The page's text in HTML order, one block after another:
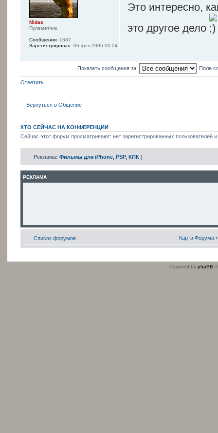
Это интересно,
это другое дело
Midas
Пулеметчик
Сообщения: 1687
Зарегистрирован: 06 фев 2005 00:24
Показать сообщения за: Поле
Ответить
Вернуться в Общение
КТО СЕЙЧАС НА КОНФЕРЕНЦИИ
Сейчас этот форум просматривают: нет зарегистрированных пользователей и
Реклама: Фильмы для iPhone, PSP, КПК |
РЕКЛАМА
Список форумов Карта Форума
Powered by phpBB